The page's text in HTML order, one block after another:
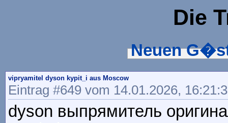
Die
Neuen
vipryamitel dyson kypit_i aus Moscow
Eintrag #649 vom 14.01.2026,
dyson выпрямитель